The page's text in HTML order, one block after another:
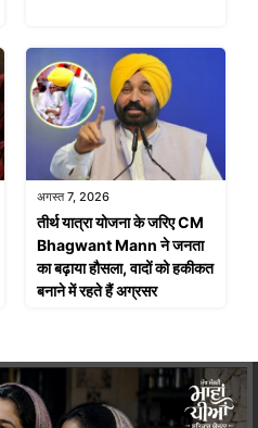
अगस्त 7, 2026
तीर्थ यात्रा योजना के जरिए CM
Bhagwant Mann ने जनता
का बढ़ाया हौसला, वादों को हकीकत
बनाने में रहते हैं अग्रसर